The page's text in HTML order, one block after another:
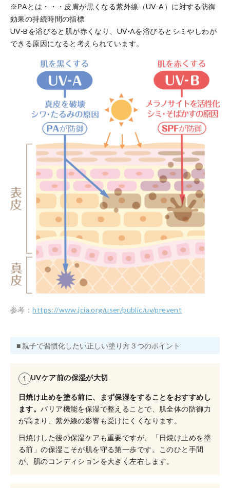
※PAとは・・・皮膚が黒くなる紫外線（UV-A）に対する防御
効果の持続時間の指標
UV-Bを浴びると肌が赤くなり、UV-Aを浴びるとシミやしわが
できる原因になると考えられています。
参考：https://www.jcia.org/user/public/uv/prevent
■ 親子で習慣化したい正しい塗り方３つのポイント
1 UVケア前の保湿が大切
日焼け止めを塗る前に、まず保湿をすることをおすすめし
ます。バリア機能を保湿で整えることで、肌全体の防御力
が高まり、紫外線の影響も受けにくくなります。
日焼けした後の保湿ケアも重要ですが、「日焼け止めを塗
る前」の保湿こそが肌を守る第一歩です。このひと手間
が、肌のコンディションを大きく左右します。